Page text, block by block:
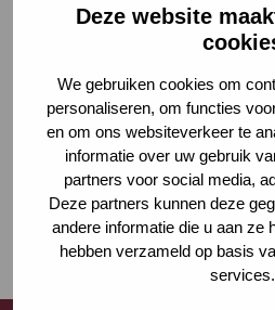
Deze website
We gebruiken cookies om
personaliseren, om functies
en om ons websiteverkeer te
informatie over uw gebruik
partners voor social media,
Deze partners kunnen deze
andere informatie die u aan ze
hebben verzameld op basis
services.